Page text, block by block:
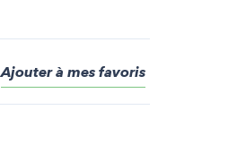
Ajouter à mes favoris